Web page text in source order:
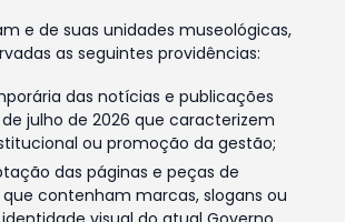
e de suas unidades museológicas,
as seguintes providências:
das notícias e publicações
julho de 2026 que caracterizem
ou promoção da gestão;
das páginas e peças de
contenham marcas, slogans ou